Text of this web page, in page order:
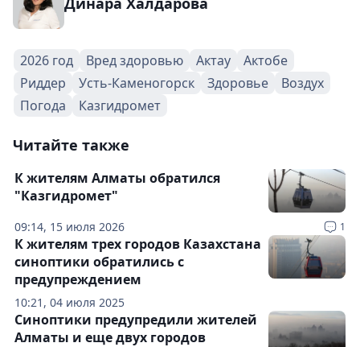
2026 год Вред здоровью Актау
Актобе
Риддер
Усть-Каменогорск Здоровье
Воздух
Погода
Казгидромет
Читайте также
09:14, 15 июля 2026 1
К жителям Алматы обратился
"Казгидромет"
10:21, 04 июля 2025
К жителям трех городов Казахстана
синоптики обратились с
предупреждением
Синоптики предупредили жителей
Алматы и еще двух городов